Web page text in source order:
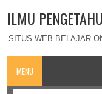
ILMU
SITUS WEB BELAJAR
MENU